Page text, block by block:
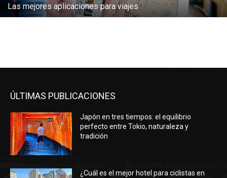
Las mejores aplicaciones para viajes
ÚLTIMAS PUBLICACIONES
Japón en tres tiempos: el equilibrio
perfecto entre Tokio, naturaleza y
tradición
¿Cuál es el mejor hotel para ciclistas en